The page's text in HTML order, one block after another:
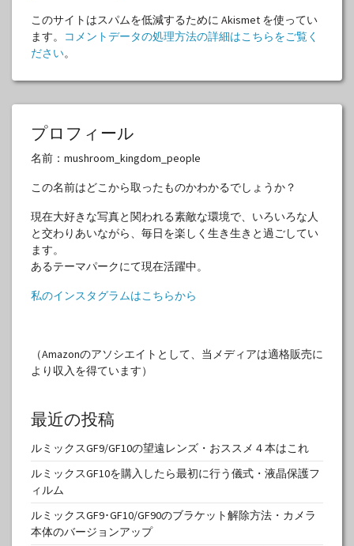
このサイトはスパムを低減するために Akismet を使ってい
ます。
コメントデータの処理方法の詳細はこちらをご覧く
ださい。
プロフィール
名前：mushroom_kingdom_people
この名前はどこから取ったものかわかるでしょうか？
現在大好きな写真と関われる素敵な環境で、いろいろな人
と交わりあいながら、毎日を楽しく生き生きと過ごしてい
ます。
あるテーマパークにて現在活躍中。
私のインスタグラムはこちらから
（Amazonのアソシエイトとして、当メディアは適格販売に
より収入を得ています）
最近の投稿
ルミックスGF9/GF10の望遠レンズ・おススメ４本はこれ
ルミックスGF10を購入したら最初に行う儀式・液晶保護フ
ィルム
ルミックスGF9･GF10/GF90のブラケット解除方法・カメラ
本体のバージョンアップ